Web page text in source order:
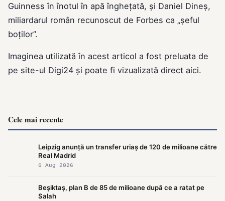
Guinness în înotul în apă înghețată, și Daniel Dineș,
miliardarul român recunoscut de Forbes ca „șeful
boților”.
Imaginea utilizată în acest articol a fost preluata de
pe site-ul Digi24 și poate fi vizualizată direct aici.
Cele mai recente
Leipzig anunță un transfer uriaș de 120 de milioane către
Real Madrid
6 Aug 2026
Beșiktaș, plan B de 85 de milioane după ce a ratat pe
Salah